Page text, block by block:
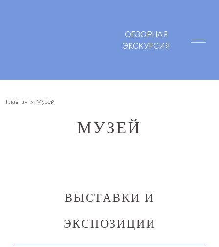
ОБЗОРНАЯ
ЭКСКУРСИЯ
Главная Музей
МУЗЕЙ
ВЫСТАВКИ И
ЭКСПОЗИЦИИ